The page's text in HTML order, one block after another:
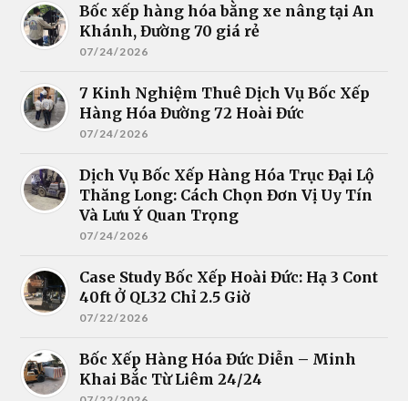
Bốc xếp hàng hóa bằng xe nâng tại An
Khánh, Đường 70 giá rẻ
07/24/2026
7 Kinh Nghiệm Thuê Dịch Vụ Bốc Xếp
Hàng Hóa Đường 72 Hoài Đức
07/24/2026
Dịch Vụ Bốc Xếp Hàng Hóa Trục Đại Lộ
Thăng Long: Cách Chọn Đơn Vị Uy Tín
Và Lưu Ý Quan Trọng
07/24/2026
Case Study Bốc Xếp Hoài Đức: Hạ 3 Cont
40ft Ở QL32 Chỉ 2.5 Giờ
07/22/2026
Bốc Xếp Hàng Hóa Đức Diễn – Minh
Khai Bắc Từ Liêm 24/24